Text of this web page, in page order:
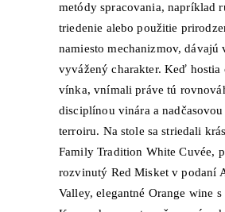
metódy spracovania, napríklad
triedenie alebo použitie
namiesto mechanizmov,
vyvážený charakter. Keď hostia
vínka, vnímali práve tú
disciplínou vinára a
terroiru. Na stole sa striedali
Family Tradition White Cuvée,
rozvinutý Red Misket v podaní
Valley, elegantné Orange wine s